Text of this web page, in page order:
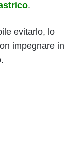
.
evitarlo, lo
impegnare in